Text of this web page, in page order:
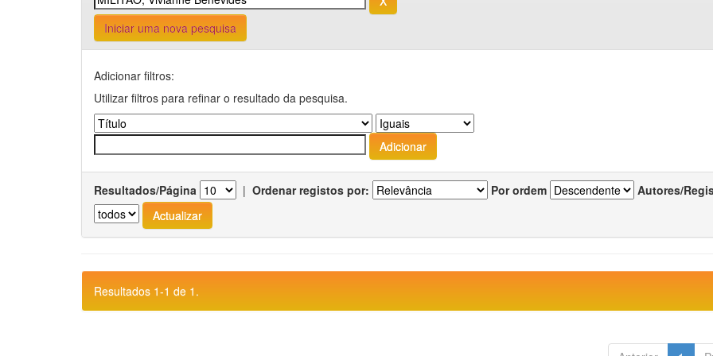
Iniciar uma nova pesquisa
Adicionar filtros:
Utilizar filtros para refinar o resultado da pesquisa.
Resultados/Página | Ordenar registos por: Por ordem Autores/
Resultados 1-1 de 1.